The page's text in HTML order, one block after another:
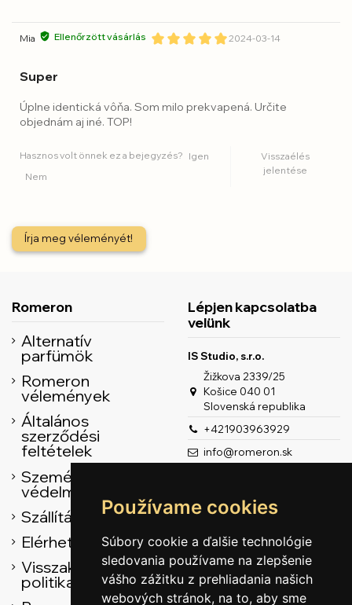
Používame cookies
Súbory cookie a ďalšie technológie
sledovania používame na zlepšenie
vášho zážitku z prehliadania našich
webových stránok, na to, aby sme
Mia Ellenőrzött vásárlás 2024-03-14
Super
Úplne identická vôňa. Som milo prekvapená. Určite
objednám aj iné. TOP!
Hasznos volt önnek ez a bejegyzés? Igen
Nem
Visszaélés
jelentése
Írja meg véleményét!
Romeron
Alternatív
parfümök
Romeron
vélemények
Általános
szerződési
feltételek
Személyes adatok
védelme
Szállítás
Elérhetőség
Visszaküldési
politika
Lépjen kapcsolatba
velünk
IS Studio, s.r.o.
Žižkova 2339/25
Košice 040 01
Slovenská republika
+421903963929
info@romeron.sk